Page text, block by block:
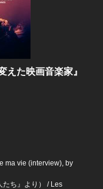
えた映画音楽家』
ma vie (interview), by
たち』より） / Les